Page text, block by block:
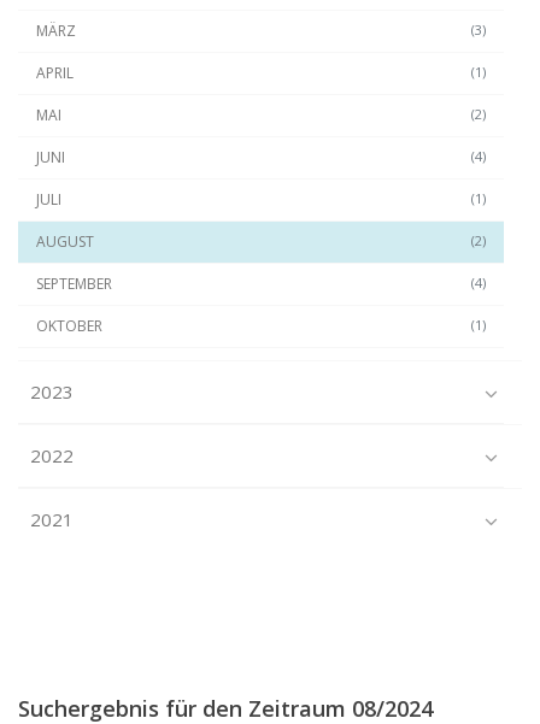
(3)
MÄRZ
(1)
APRIL
(2)
MAI
(4)
JUNI
(1)
JULI
(2)
AUGUST
(4)
SEPTEMBER
(1)
OKTOBER
2023
2022
2021
2018
Suchergebnis für den Zeitraum 08/2024